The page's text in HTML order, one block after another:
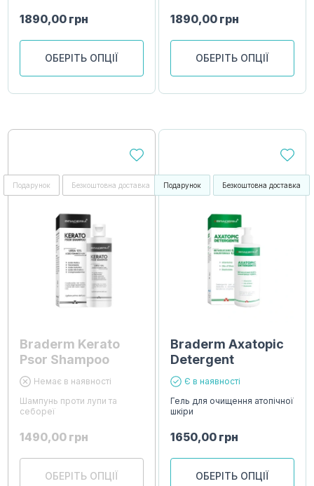
1890,00 грн
ОБЕРІТЬ ОПЦІЇ
1890,00 грн
ОБЕРІТЬ ОПЦІЇ
Подарунок Безкоштовна доставка
Braderm Kerato
Psor Shampoo
Немає в наявності
Шампунь проти лупи та
себореї
1490,00 грн
ОБЕРІТЬ ОПЦІЇ
Подарунок Безкоштовна доставка
Braderm Axatopic
Detergent
Є в наявності
Гель для очищення атопічної
шкіри
1650,00 грн
ОБЕРІТЬ ОПЦІЇ